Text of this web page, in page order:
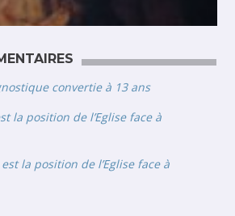
convertie à 13 ans
la position de l’Eglise face à
la position de l’Eglise face à